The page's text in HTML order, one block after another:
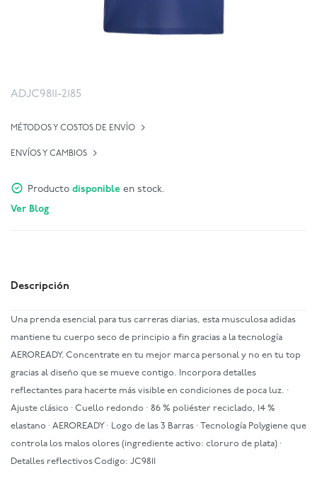
ADJC9811-2185
MÉTODOS Y COSTOS DE ENVÍO
ENVÍOS Y CAMBIOS
Producto disponible en stock.
Ver Blog
Descripción
Una prenda esencial para tus carreras diarias, esta musculosa adidas
mantiene tu cuerpo seco de principio a fin gracias a la tecnología
AEROREADY. Concentrate en tu mejor marca personal y no en tu top
gracias al diseño que se mueve contigo. Incorpora detalles
reflectantes para hacerte más visible en condiciones de poca luz. ·
Ajuste clásico · Cuello redondo · 86 % poliéster reciclado, 14 %
elastano · AEROREADY · Logo de las 3 Barras · Tecnología Polygiene que
controla los malos olores (ingrediente activo: cloruro de plata) ·
Detalles reflectivos Codigo: JC9811